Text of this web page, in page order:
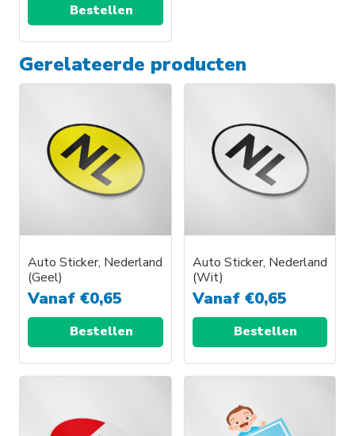
Bestellen
Gerelateerde producten
Auto Sticker, Nederland
(Geel)
Vanaf €0,65
Bestellen
Auto Sticker, Nederland
(Wit)
Vanaf €0,65
Bestellen